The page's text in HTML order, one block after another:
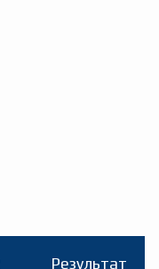
Результат